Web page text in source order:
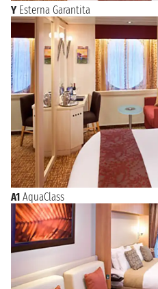
Y Esterna Garantita
A1 AquaClass